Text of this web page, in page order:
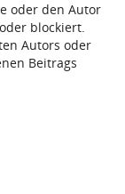
oder den Autor
blockiert.
Autors oder
Beitrags